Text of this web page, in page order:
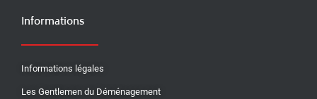
Informations
Informations légales
Les Gentlemen du Déménagement